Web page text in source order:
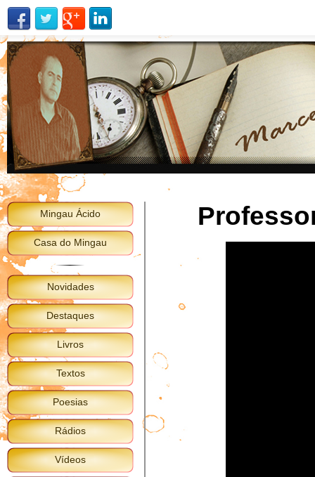
Mingau Ácido
Casa do Mingau
Novidades
Destaques
Livros
Textos
Poesias
Rádios
Vídeos